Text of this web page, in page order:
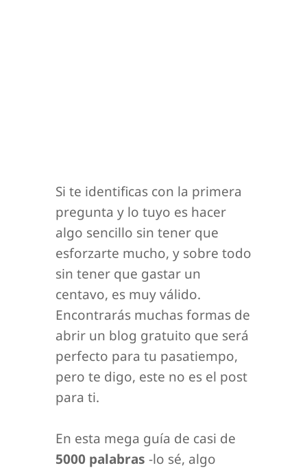
Si te identificas con la primera
pregunta y lo tuyo es hacer
algo sencillo sin tener que
esforzarte mucho, y sobre todo
sin tener que gastar un
centavo, es muy válido.
Encontrarás muchas formas de
abrir un blog gratuito que será
perfecto para tu pasatiempo,
pero te digo, este no es el post
para ti.
En esta mega guía de casi de
5000 palabras -lo sé, algo